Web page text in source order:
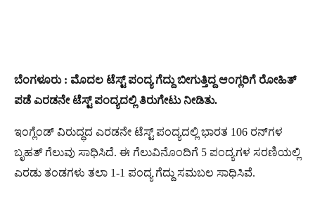
ಬೆಂಗಳೂರು : ಮೊದಲ ಟೆಸ್ಟ್ ಪಂದ್ಯ ಗೆದ್ದು ಬೀಗುತ್ತಿದ್ದ ಆಂಗ್ಲರಿಗೆ ರೋಹಿತ್
ಪಡೆ ಎರಡನೇ ಟೆಸ್ಟ್​ ಪಂದ್ಯದಲ್ಲಿ ತಿರುಗೇಟು ನೀಡಿತು.
ಇಂಗ್ಲೆಂಡ್​ ವಿರುದ್ಧದ ಎರಡನೇ ಟೆಸ್ಟ್​ ಪಂದ್ಯದಲ್ಲಿ ಭಾರತ 106 ರನ್​ಗಳ
ಬೃಹತ್ ಗೆಲುವು ಸಾಧಿಸಿದೆ. ಈ ಗೆಲುವಿನೊಂದಿಗೆ 5 ಪಂದ್ಯಗಳ ಸರಣಿಯಲ್ಲಿ
ಎರಡು ತಂಡಗಳು ತಲಾ 1-1 ಪಂದ್ಯ ಗೆದ್ದು ಸಮಬಲ ಸಾಧಿಸಿವೆ.